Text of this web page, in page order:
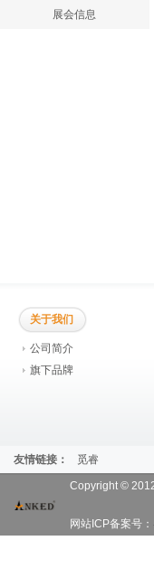
展会信息
关于我们
公司简介
旗下品牌
友情链接： 觅睿
Copyright ©
网站ICP备案号：